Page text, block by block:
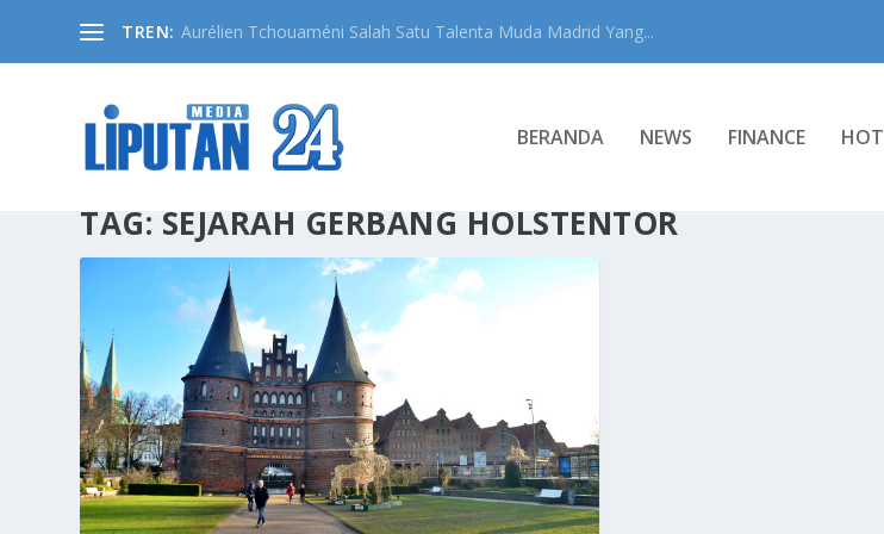
TREN: Aurélien Tchouaméni Salah Satu Talenta Muda Madrid Yang...
BERANDA NEWS FINANCE HOT
TAG: SEJARAH GERBANG HOLSTENTOR